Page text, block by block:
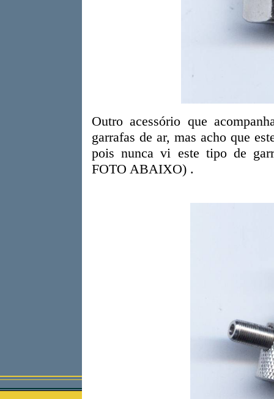
Outro acessório que
garrafas de ar, mas acho que
pois nunca vi este tipo de
FOTO ABAIXO) .